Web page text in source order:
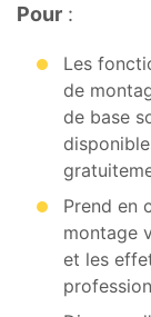
Pour :
Les
de
de base
Prend en
montage
et les